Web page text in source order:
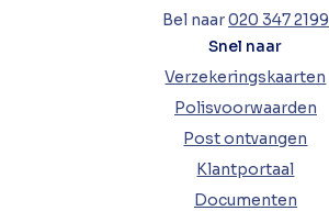
Bel naar020 347 2199
Snel naar
Verzekeringskaarten
Polisvoorwaarden
Post ontvangen
Klantportaal
Documenten